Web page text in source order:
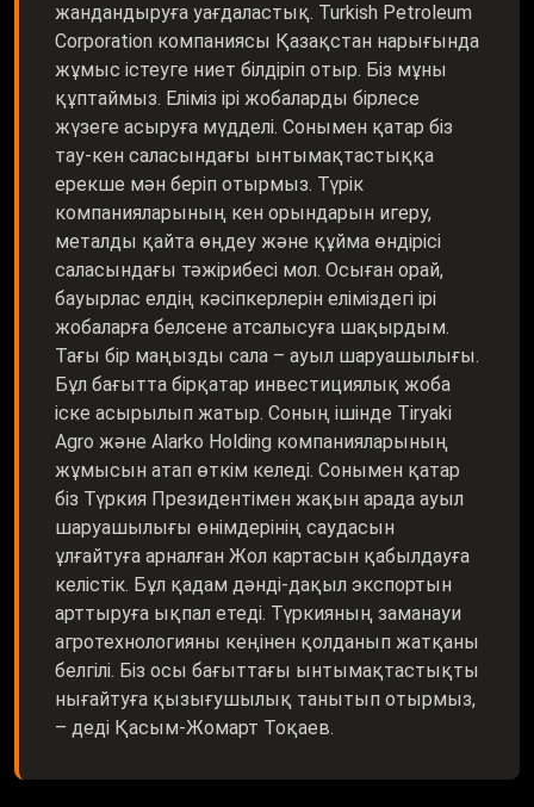
жандандыруға уағдаластық. Turkish Petroleum
Corporation компаниясы Қазақстан нарығында
жұмыс істеуге ниет білдіріп отыр. Біз мұны
құптаймыз. Еліміз ірі жобаларды бірлесе
жүзеге асыруға мүдделі. Сонымен қатар біз
тау-кен саласындағы ынтымақтастыққа
ерекше мән беріп отырмыз. Түрік
компанияларының кен орындарын игеру,
металды қайта өңдеу және құйма өндірісі
саласындағы тәжірибесі мол. Осыған орай,
бауырлас елдің кәсіпкерлерін еліміздегі ірі
жобаларға белсене атсалысуға шақырдым.
Тағы бір маңызды сала – ауыл шаруашылығы.
Бұл бағытта бірқатар инвестициялық жоба
іске асырылып жатыр. Соның ішінде Tiryaki
Agro және Alarko Holding компанияларының
жұмысын атап өткім келеді. Сонымен қатар
біз Түркия Президентімен жақын арада ауыл
шаруашылығы өнімдерінің саудасын
ұлғайтуға арналған Жол картасын қабылдауға
келістік. Бұл қадам дәнді-дақыл экспортын
арттыруға ықпал етеді. Түркияның заманауи
агротехнологияны кеңінен қолданып жатқаны
белгілі. Біз осы бағыттағы ынтымақтастықты
нығайтуға қызығушылық танытып отырмыз,
– деді Қасым-Жомарт Тоқаев.